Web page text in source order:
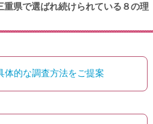
妊娠時に暴言を吐く夫
県で選ばれ続けられている８の理
体的な調査方法をご提案